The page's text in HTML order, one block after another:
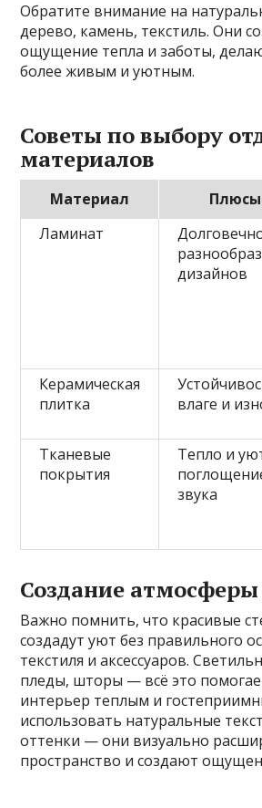
Обратите внимание на
дерево, камень, текстиль. Они
ощущение тепла и заботы,
более живым и уютным.
Советы по выбору
материалов
Материал Плюсы
Ламинат
дизайнов
Керамическая
плитка
влаге и
Тканевые
покрытия
Тепло и
звука
Создание
Важно помнить, что красивые
создадут уют без правильного
текстиля и аксессуаров.
пледы, шторы — всё это
интерьер теплым и
использовать натуральные
оттенки — они визуально
пространство и создают